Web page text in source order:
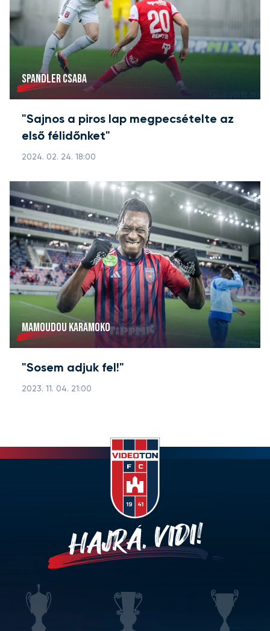
SPANDLER CSABA
"Sajnos a piros lap megpecsételte az
első félidőnket"
2024. 02. 24. 18:00
MAMOUDOU KARAMOKO
"Sosem adjuk fel!"
2023. 11. 04. 21:00
HAJRÁ, VIDI!